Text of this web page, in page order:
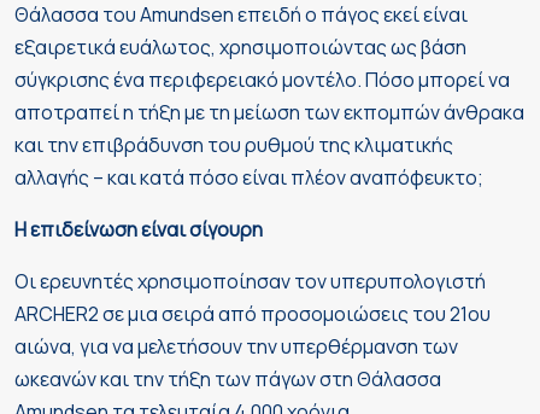
Θάλασσα του Amundsen επειδή ο πάγος εκεί είναι
εξαιρετικά ευάλωτος, χρησιμοποιώντας ως βάση
σύγκρισης ένα περιφερειακό μοντέλο. Πόσο μπορεί να
αποτραπεί η τήξη με τη μείωση των εκπομπών άνθρακα
και την επιβράδυνση του ρυθμού της κλιματικής
αλλαγής – και κατά πόσο είναι πλέον αναπόφευκτο;
Η επιδείνωση είναι σίγουρη
Οι ερευνητές χρησιμοποίησαν τον υπερυπολογιστή
ARCHER2 σε μια σειρά από προσομοιώσεις του 21ου
αιώνα, για να μελετήσουν την υπερθέρμανση των
ωκεανών και την τήξη των πάγων στη Θάλασσα